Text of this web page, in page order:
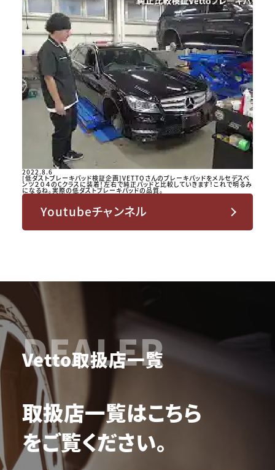
2022.8.6
[低ダストブレーキパッド検証企画]VETTOさんのブレーキパッドをメルセデスベ
ンツ２０４のCクラスに装着！左右で純正パッドと比較していきます！これで明るみ
になるね。実際の低ダストブレーキパッドの品質。
Youtubeチャンネル
DEALER
Vetto取扱店一覧
取扱店一覧はこちら
をご覧ください。